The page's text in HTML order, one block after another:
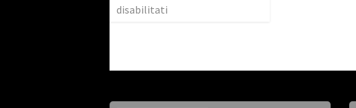
disabilitati